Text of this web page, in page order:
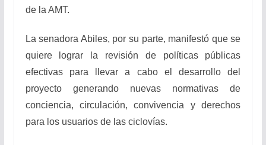
de la AMT.
La senadora Abiles, por su parte, manifestó que se
quiere lograr la revisión de políticas públicas
efectivas para llevar a cabo el desarrollo del
proyecto generando nuevas normativas de
conciencia, circulación, convivencia y derechos
para los usuarios de las ciclovías.